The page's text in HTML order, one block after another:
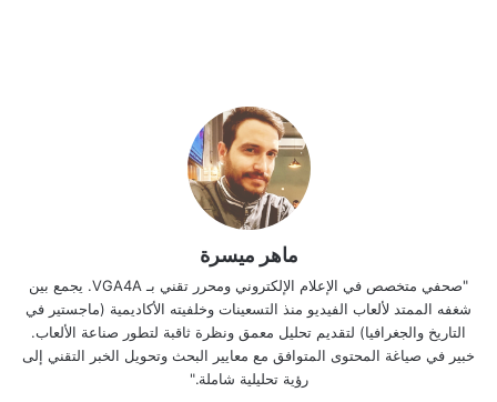
ماهر ميسرة
"صحفي متخصص في الإعلام الإلكتروني ومحرر تقني بـ VGA4A. يجمع بين
شغفه الممتد لألعاب الفيديو منذ التسعينات وخلفيته الأكاديمية (ماجستير في
التاريخ والجغرافيا) لتقديم تحليل معمق ونظرة ثاقبة لتطور صناعة الألعاب.
خبير في صياغة المحتوى المتوافق مع معايير البحث وتحويل الخبر التقني إلى
رؤية تحليلية شاملة."